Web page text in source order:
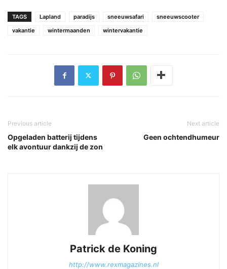
TAGS Lapland paradijs sneeuwsafari
sneeuwscooter
vakantie
wintermaanden wintervakantie
Previous article
Opgeladen batterij tijdens
elk avontuur dankzij de zon
Next article
Geen ochtendhumeur
Patrick de Koning
http://www.rexmagazines.nl